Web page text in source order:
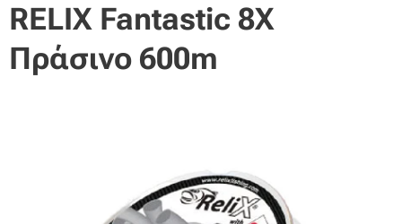
RELIX Fantastic 8X
Πράσινο 600m